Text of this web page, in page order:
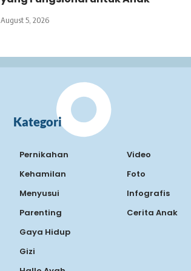
August 5, 2026
Kategori
Pernikahan
Kehamilan
Menyusui
Parenting
Gaya Hidup
Gizi
Video
Foto
Infografis
Cerita Anak